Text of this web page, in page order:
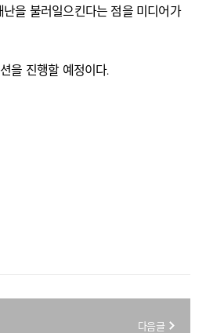
을 불러일으킨다는 점을 미디어가
을 진행할 예정이다.
다음글